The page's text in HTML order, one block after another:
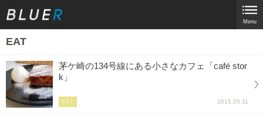
Menu
EAT
茅ケ崎の134号線にある小さなカフェ「café stor
k」
EAT 2015.05.11